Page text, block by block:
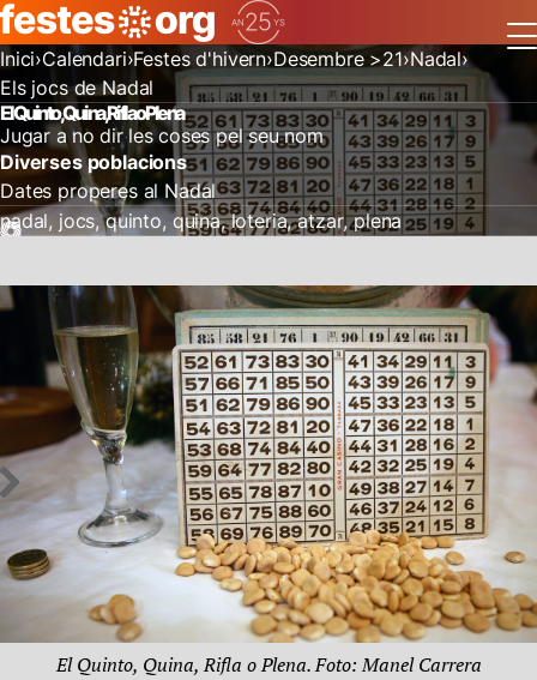
Inici Calendari Festes d'hivern Desembre >21 Nadal
Els jocs de Nadal
El Quinto, Quina, Rifla o Plena
Jugar a no dir les coses pel seu nom
Diverses poblacions
Dates properes al Nadal
nadal jocs quinto quina loteria atzar plena
El Quinto, Quina, Rifla o Plena. Foto: Manel Carrera